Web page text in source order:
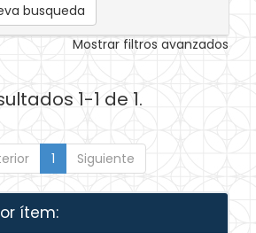
busqueda
Mostrar filtros avanzados
1-1 de 1.
1 Siguiente
ítem: